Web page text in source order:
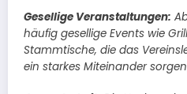
Gesellige Veranstaltungen:
häufig gesellige Events wie
Stammtische, die das
ein starkes Miteinander